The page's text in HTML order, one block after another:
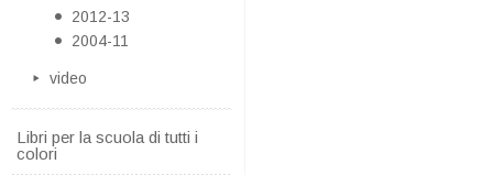
2012-13
2004-11
video
Libri per la scuola di tutti i
colori